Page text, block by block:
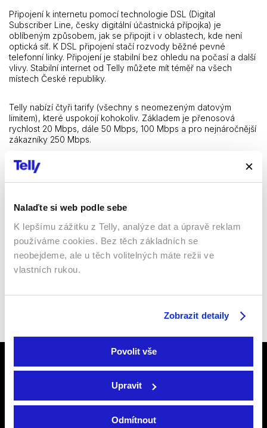
Nalaďte si web podle sebe
K lepšímu zážitku z Telly, analýze dat a úpravě reklam
používáme cookies. Bez těch základních se
neobejdeme, ale u těch volitelných máte režii ve
vlastních rukou.
Zobrazit detaily
Povolit vše
Upravit
Odmítnout
Připojení k internetu pomocí technologie DSL (Digital
Subscriber Line, česky digitální účastnická přípojka) je
oblíbeným způsobem, jak se připojit i v oblastech, kde není
optická síť. K DSL připojení stačí rozvody běžné pevné
telefonní linky. Připojení je stabilní bez ohledu na počasí a další
vlivy. Stabilní internet od Telly můžete mít téměř na všech
místech České republiky.
Telly nabízí čtyři tarify (všechny s neomezeným datovým
limitem), které uspokojí kohokoliv. Základem je přenosová
rychlost 20 Mbps, dále 50 Mbps, 100 Mbps a pro nejnáročnější
zákazníky 250 Mbps.
Nejoblíbenější tarif DSL 50 přijde na pouhých 280 korun za
nemají konkurenci. Tarif DSL 100 přijde měsíčně na pouhých
350 korun (původní cena 650 Kč). Nejrychlejší DSL 250 je
k dispozici za 600 korun (původní cena 700 Kč).
Všechny podrobnosti k této mimořádné, časově omezené
nabídce najdete zde:
YouTube.